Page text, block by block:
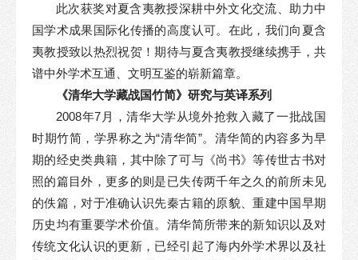
此次获奖对夏含夷教授深耕中外文化交流、助力中
国学术成果国际化传播的高度认可。在此，我们向夏含
夷教授致以热烈祝贺！期待与夏含夷教授继续携手，共
谱中外学术互通、文明互鉴的崭新篇章。
《清华大学藏战国竹简》研究与英译系列
2008年7月，清华大学从境外抢救入藏了一批战国
时期竹简，学界称之为“清华简”。清华简的内容多为早
期的经史类典籍，其中除了可与《尚书》等传世古书对
照的篇目外，更多的则是已失传两千年之久的前所未见
的佚篇，对于准确认识先秦古籍的原貌、重建中国早期
历史均有重要学术价值。清华简所带来的新知识以及对
传统文化认识的更新，已经引起了海内外学术界以及社